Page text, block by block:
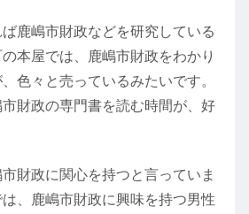
鹿嶋市財政などを研究している
本屋では、鹿嶋市財政をわかり
色々と売っているみたいです。
財政の専門書を読む時間が、好
財政に関心を持つと言っていま
、鹿嶋市財政に興味を持つ男性